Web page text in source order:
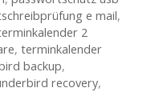
e mail,
2
, terminkalender
backup,
recovery,